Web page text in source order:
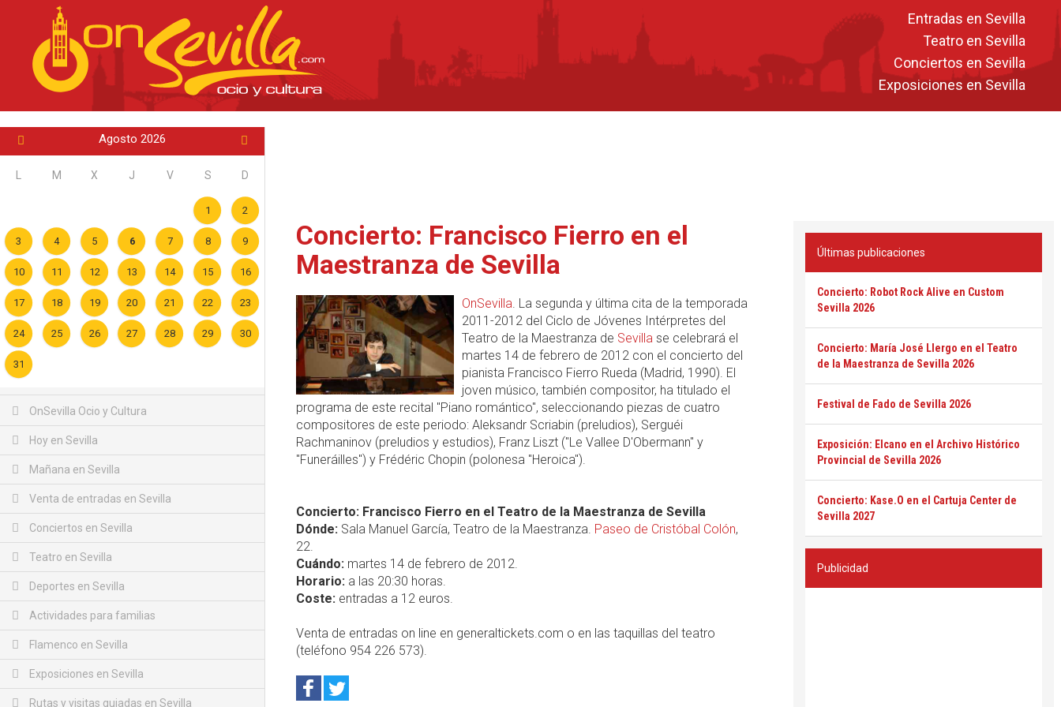
Entradas en Sevilla
Teatro en Sevilla
Conciertos en Sevilla
Exposiciones en Sevilla
Agosto 2026
M X J V S D
1 2
3 4 5 6 7 8 9
10 11 12 13 14 15 16
17 18 19 20 21 22 23
24 25 26 27 28 29 30
31
OnSevilla Ocio y Cultura
Hoy en Sevilla
Mañana en Sevilla
Venta de entradas en Sevilla
Conciertos en Sevilla
Teatro en Sevilla
Deportes en Sevilla
Actividades para familias
Flamenco en Sevilla
Exposiciones en Sevilla
Rutas y visitas guiadas en Sevilla
Concierto: Francisco Fierro en el
Maestranza de Sevilla
OnSevilla. La segunda y última cita de la temporada
2011-2012 del Ciclo de Jóvenes Intérpretes del
Teatro de la Maestranza de Sevilla se celebrará el
martes 14 de febrero de 2012 con el concierto del
pianista Francisco Fierro Rueda (Madrid, 1990). El
joven músico, también compositor, ha titulado el
programa de este recital "Piano romántico", seleccionando piezas de cuatro
compositores de este periodo: Aleksandr Scriabin (preludios), Serguéi
Rachmaninov (preludios y estudios), Franz Liszt ("Le Vallee D'Obermann" y
"Funeráilles") y Frédéric Chopin (polonesa "Heroica").
Concierto: Francisco Fierro en el Teatro de la Maestranza de Sevilla
Dónde: Sala Manuel García, Teatro de la Maestranza. Paseo de Cristóbal Colón,
22.
Cuándo: martes 14 de febrero de 2012.
Horario: a las 20:30 horas.
Coste: entradas a 12 euros.
Venta de entradas on line en generaltickets.com o en las taquillas del teatro
(teléfono 954 226 573).
Últimas publicaciones
Concierto: Robot Rock Alive en Custom
Sevilla 2026
Concierto: María José Llergo en el Teatro
de la Maestranza de Sevilla 2026
Festival de Fado de Sevilla 2026
Exposición: Elcano en el Archivo Histórico
Provincial de Sevilla 2026
Concierto: Kase.O en el Cartuja Center de
Sevilla 2027
Publicidad